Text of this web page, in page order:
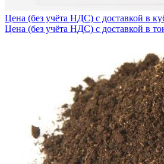
Цена (без учёта НДС) с доставкой в
Цена (без учёта НДС) с доставкой в